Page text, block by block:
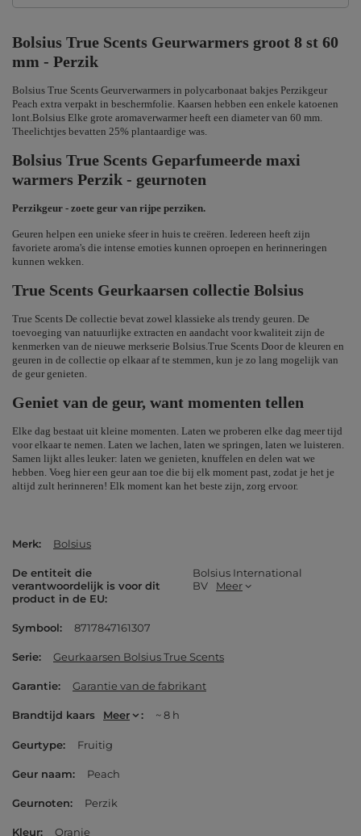
Bolsius True Scents Geurwarmers groot 8 st 60
mm - Perzik
Bolsius True Scents Geurverwarmers in polycarbonaat bakjes Perzikgeur
Peach extra verpakt in beschermfolie. Kaarsen hebben een enkele katoenen
lont.Bolsius Elke grote aromaverwarmer heeft een diameter van 60 mm.
Theelichtjes bevatten 25% plantaardige was.
Bolsius True Scents Geparfumeerde maxi
warmers Perzik - geurnoten
Perzikgeur - zoete geur van rijpe perziken.
Geuren helpen een unieke sfeer in huis te creëren. Iedereen heeft zijn
favoriete aroma's die intense emoties kunnen oproepen en herinneringen
kunnen wekken.
True Scents Geurkaarsen collectie Bolsius
True Scents De collectie bevat zowel klassieke als trendy geuren. De
toevoeging van natuurlijke extracten en aandacht voor kwaliteit zijn de
kenmerken van de nieuwe merkserie Bolsius.True Scents Door de kleuren en
geuren in de collectie op elkaar af te stemmen, kun je zo lang mogelijk van
de geur genieten.
Geniet van de geur, want momenten tellen
Elke dag bestaat uit kleine momenten. Laten we proberen elke dag meer tijd
voor elkaar te nemen. Laten we lachen, laten we springen, laten we luisteren.
Samen lijkt alles leuker: laten we genieten, knuffelen en delen wat we
hebben. Voeg hier een geur aan toe die bij elk moment past, zodat je het je
altijd zult herinneren! Elk moment kan het beste zijn, zorg ervoor.
Merk Bolsius
De entiteit die
verantwoordelijk is voor dit
product in de EU
Bolsius International
BV
Meer
Symbool 8717847161307
Serie Geurkaarsen Bolsius True Scents
Garantie Garantie van de fabrikant
Brandtijd kaars Meer ~ 8 h
Geurtype Fruitig
Geur naam Peach
Geurnoten Perzik
Kleur Oranje